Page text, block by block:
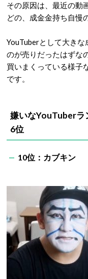
その原因は、最近の動
どの、成金金持ち自慢
YouTuberとして大きな
のが売りだったはずな
買いまくっている様子
です。
嫌いなYouTuberラ
6位
10位：カブキン